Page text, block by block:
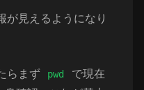
が見えるようになり
らまず pwd
で現在